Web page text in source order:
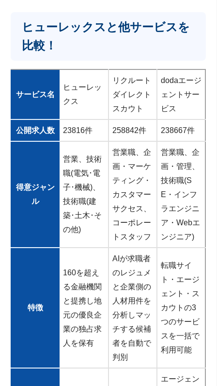
ヒューレックスと他サービスを
比較！
サービス名
ヒューレッ
クス
リクルート
ダイレクト
スカウト
dodaエージ
ェントサー
ビス
公開求人数 23816件 258842件 238667件
得意ジャン
ル
営業、技術
職(電気･電
子･機械)、
技術職(建
築･土木･そ
の他)
営業職、企
画・マーケ
ティング・
カスタマー
サクセス、
コーポレー
トスタッフ
営業職、企
画・管理、
技術職(S
E・インフ
ラエンジニ
ア・Webエ
ンジニア)
特徴
160を超え
る金融機関
と提携し地
元の優良企
業の独占求
人を保有
AIが求職者
のレジュメ
と企業側の
人材用件を
分析しマッ
チする候補
者を自動で
判別
転職サイ
ト・エージ
ェント・ス
カウトの3
つのサービ
スを一括で
利用可能
エージェン